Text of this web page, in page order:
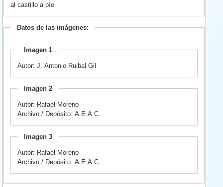
al castillo a píe
Datos de las imágenes:
Imagen 1
Autor: J. Antonio Ruibal Gil
Imagen 2
Autor: Rafael Moreno
Archivo / Depósito: A.E.A.C.
Imagen 3
Autor: Rafael Moreno
Archivo / Depósito: A.E.A.C.